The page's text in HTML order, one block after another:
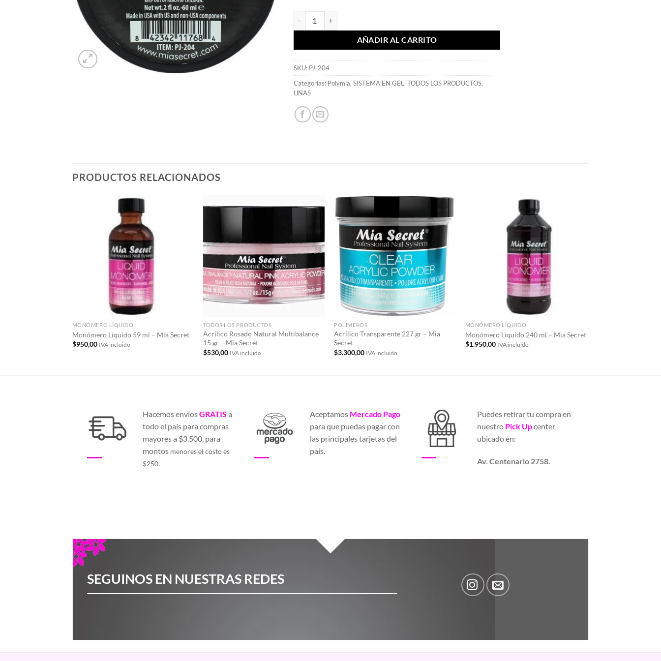
AÑADIR AL CARRITO
SKU: PJ-204
Categorías: Polymia, SISTEMA EN GEL , TODOS LOS PRODUCTOS,
UÑAS
PRODUCTOS RELACIONADOS
MONÓMERO LÍQUIDO
Monómero Líquido 59 ml – Mia Secret
$950,00 IVA incluido
deseos
TODOS LOS PRODUCTOS
Acrílico Rosado Natural Multibalance
15 gr – Mia Secret
$530,00 IVA incluido
Añadir
lista de
POLIMEROS
Acrílico Transparente 227 gr – Mia
Secret
$3.300,00 IVA incluido
MONÓMERO LÍQUIDO
Monómero Líquido 240 ml – Mia Secret
$1.950,00 IVA incluido
Hacemos envíosGRATIS a
todo el país para compras
mayores a $3.500, para
montos menores el costo es
$250.
Aceptamos Mercado Pago
para que puedas pagar con
las principales tarjetas del
país.
Puedes retirar tu compra en
nuestro Pick Upcenter
ubicado en:
Av. Centenario 2758.
SEGUINOS EN NUESTRAS REDES